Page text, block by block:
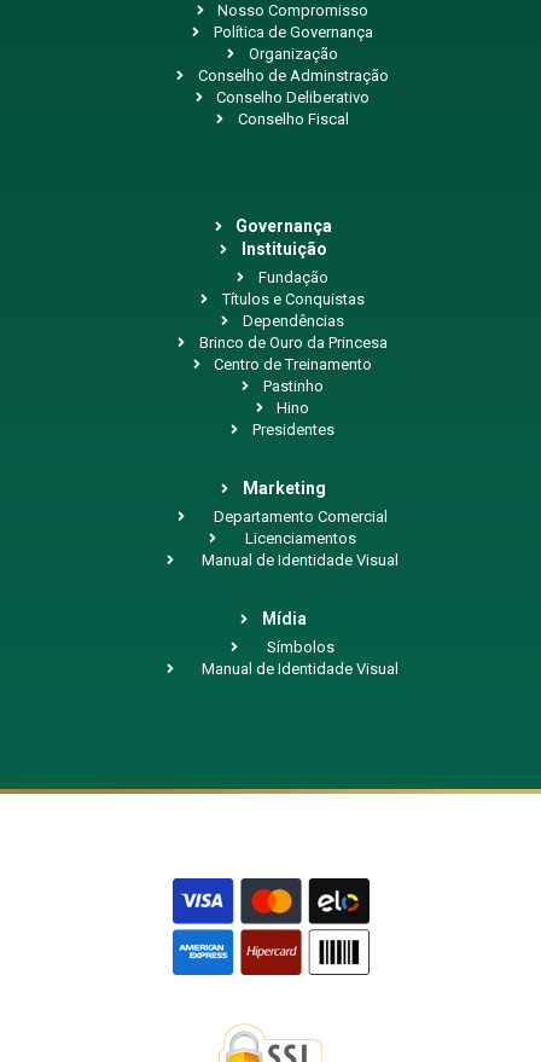
Nosso Compromisso
Política de Governança
Organização
Conselho de Adminstração
Conselho Deliberativo
Conselho Fiscal
Governança
Instituição
Fundação
Títulos e Conquistas
Dependências
Brinco de Ouro da Princesa
Centro de Treinamento
Pastinho
Hino
Presidentes
Marketing
Departamento Comercial
Licenciamentos
Manual de Identidade Visual
Mídia
Símbolos
Manual de Identidade Visual